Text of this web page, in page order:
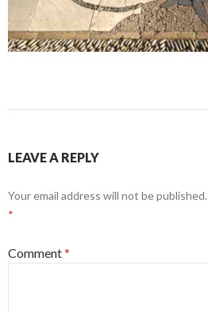
LEAVE A REPLY
Your email address will not be published.
*
Comment*